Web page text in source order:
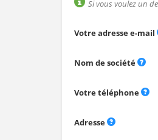
Si vous voulez un
Votre adresse e-mail
Nom de société
Votre téléphone
Adresse